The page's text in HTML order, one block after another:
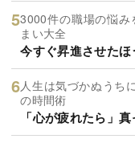
3000件の職場の悩
まい大全
今すぐ昇進させた
人生は気づかぬうち
の時間術
「心が疲れたら」